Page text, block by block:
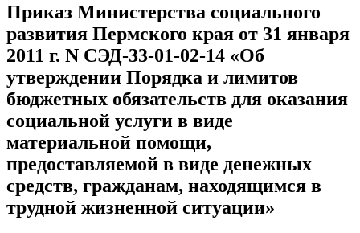
Приказ Министерства социального
развития Пермского края от 31 января
2011 г. N СЭД-33-01-02-14 «Об
утверждении Порядка и лимитов
бюджетных обязательств для оказания
социальной услуги в виде
материальной помощи,
предоставляемой в виде денежных
средств, гражданам, находящимся в
трудной жизненной ситуации»